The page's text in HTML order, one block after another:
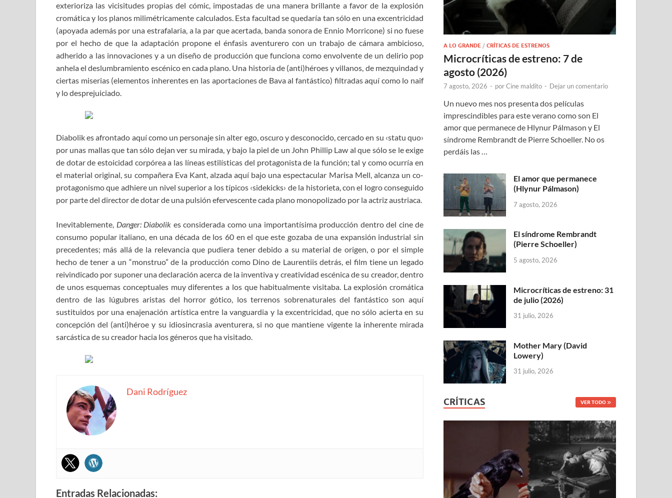
exterioriza las vicisitudes propias del cómic, impostadas de una manera brillante a favor de la explosión
cromática y los planos milimétricamente calculados. Esta facultad se quedaría tan sólo en una excentricidad
(apoyada además por una estrafalaria, a la par que acertada, banda sonora de Ennio Morricone) si no fuese
por el hecho de que la adaptación propone el énfasis aventurero con un trabajo de cámara ambicioso,
adherido a las innovaciones y a un diseño de producción que funciona como envolvente de un delirio pop
anhela el deslumbramiento escénico en cada plano. Una historia de (anti)héroes y villanos, de mezquindad y
ciertas miserias (elementos inherentes en las aportaciones de Bava al fantástico) filtradas aquí como lo naif
y lo desprejuiciado.
Diabolik es afrontado aquí como un personaje sin alter ego, oscuro y desconocido, cercado en su ‹statu quo›
por unas mallas que tan sólo dejan ver su mirada, y bajo la piel de un John Phillip Law al que sólo se le exige
de dotar de estoicidad corpórea a las líneas estilísticas del protagonista de la función; tal y como ocurría en
el material original, su compañera Eva Kant, alzada aquí bajo una espectacular Marisa Mell, alcanza un co-
protagonismo que adhiere un nivel superior a los típicos ‹sidekicks› de la historieta, con el logro conseguido
por parte del director de dotar de una pulsión efervescente cada plano monopolizado por la actriz austriaca.
Inevitablemente, Danger: Diabolik es considerada como una importantísima producción dentro del cine de
consumo popular italiano, en una década de los 60 en el que este gozaba de una expansión industrial sin
precedentes; más allá de la relevancia que pudiera tener debido a su material de origen, o por el simple
hecho de tener a un “monstruo” de la producción como Dino de Laurentiis detrás, el film tiene un legado
reivindicado por suponer una declaración acerca de la inventiva y creatividad escénica de su creador, dentro
de unos esquemas conceptuales muy diferentes a los que habitualmente visitaba. La explosión cromática
dentro de las lúgubres aristas del horror gótico, los terrenos sobrenaturales del fantástico son aquí
sustituidos por una enajenación artística entre la vanguardia y la excentricidad, que no sólo acierta en su
concepción del (anti)héroe y su idiosincrasia aventurera, si no que mantiene vigente la inherente mirada
sarcástica de su creador hacia los géneros que ha visitado.
Dani Rodríguez
Entradas Relacionadas:
A LO GRANDE /CRÍTICAS DE ESTRENOS
Microcríticas de estreno: 7 de
agosto (2026)
7 agosto, 2026 - porCine maldito - Dejar un comentario
Un nuevo mes nos presenta dos películas
imprescindibles para este verano como son El
amor que permanece de Hlynur Pálmason y El
síndrome Rembrandt de Pierre Schoeller. No os
perdáis las …
El amor que permanece
(Hlynur Pálmason)
7 agosto, 2026
El síndrome Rembrandt
(Pierre Schoeller)
5 agosto, 2026
Microcríticas de estreno: 31
de julio (2026)
31 julio, 2026
Mother Mary (David
Lowery)
31 julio, 2026
CRÍTICAS VER TODO